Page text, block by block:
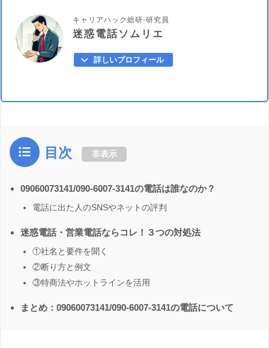
キャリアハック総研-研究員
迷惑電話ソムリエ
詳しいプロフィール
目次 非表示
09060073141/090-6007-3141の電話は誰なのか？
電話に出た人のSNSやネットの評判
迷惑電話・営業電話ならコレ！３つの対処法
①社名と要件を聞く
②断り方と例文
③特商法やホットラインを活用
まとめ：09060073141/090-6007-3141の電話について